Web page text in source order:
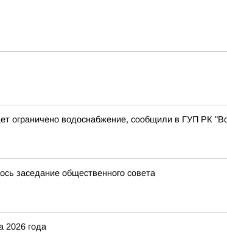
ограничено водоснабжение, сообщили в ГУП РК
заседание общественного совета
года